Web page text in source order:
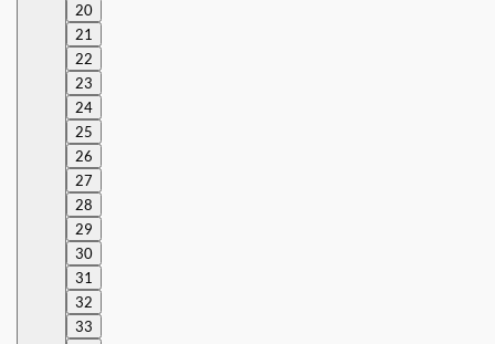
20
21
22
23
24
25
26
27
28
29
30
31
32
33